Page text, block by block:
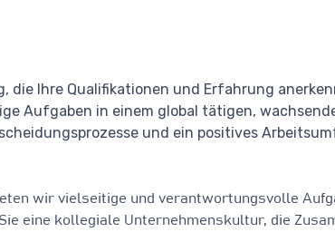
die Ihre Qualifikationen und Erfahrung
Aufgaben in einem global tätigen,
und ein positives
wir vielseitige und verantwortungsvolle
eine kollegiale Unternehmenskultur, die